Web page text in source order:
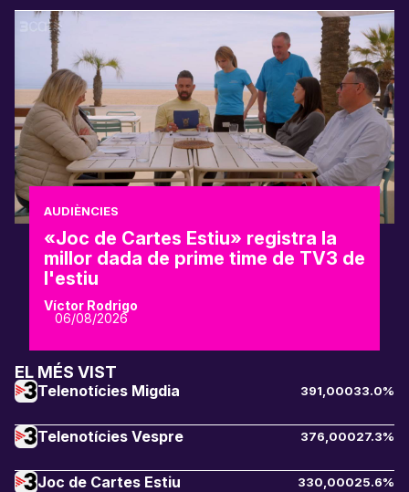
AUDIÈNCIES
«Joc de Cartes Estiu» registra la
millor dada de prime time de TV3 de
l'estiu
Víctor Rodrigo
06/08/2026
EL MÉS VIST
Telenotícies Migdia 391,00033.0%
Telenotícies Vespre 376,00027.3%
Joc de Cartes Estiu 330,00025.6%